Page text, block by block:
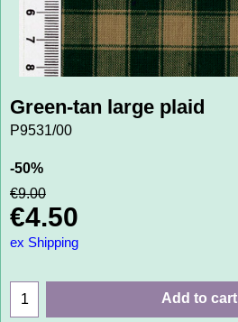
Green-tan large plaid
P9531/00
-50%
€9.00
€4.50
ex Shipping
Add to cart